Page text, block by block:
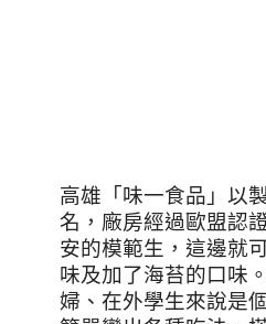
高雄「味一食品」以
名，廠房經過歐盟認
安的模範生，這邊就
味及加了海苔的口味
婦、在外學生來說是